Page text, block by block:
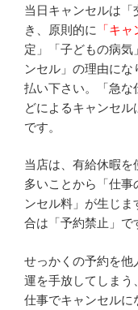
当日キャンセルは
き、原則的に
「キャ
定」「子どもの病気
ンセル」の理由に
払い下さい。「急な
どによるキャンセル
です。
当店は、有給休暇
多いことから「仕事
ンセル料」が生じ
合は「予約禁止」で
せっかくの予約を他
運を手放してしまう
仕事でキャンセルに